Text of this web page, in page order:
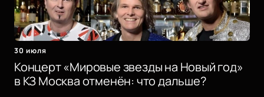
30 июля
Концерт «Мировые звезды на Новый год»
в КЗ Москва отменён: что дальше?